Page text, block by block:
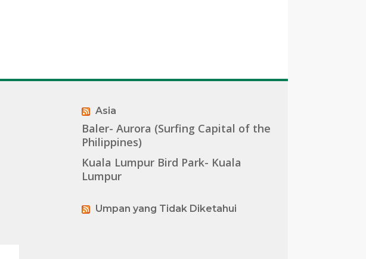
Asia
Baler- Aurora (Surfing Capital of the
Philippines)
Kuala Lumpur Bird Park- Kuala
Lumpur
Umpan yang Tidak Diketahui